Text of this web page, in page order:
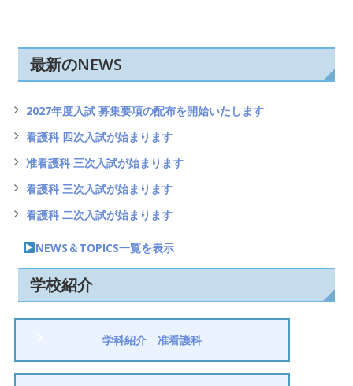
シ
ョ
ン
最新のNEWS
2027年度入試 募集要項の配布を開始いたします
看護科 四次入試が始まります
准看護科 三次入試が始まります
看護科 三次入試が始まります
看護科 二次入試が始まります
NEWS＆TOPICS一覧を表示
学校紹介
学科紹介 准看護科